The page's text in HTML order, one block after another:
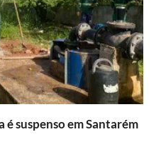
suspenso em Santarém